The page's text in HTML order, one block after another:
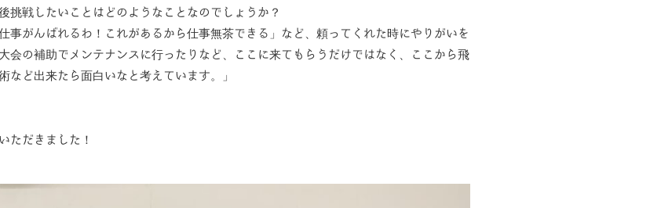
挑戦したいことはどのようなことなのでしょうか？
事がんばれるわ！これがあるから仕事無茶できる」など、頼ってくれた時にやりがいを
会の補助でメンテナンスに行ったりなど、ここに来てもらうだけではなく、ここから飛
など出来たら面白いなと考えています。」
ただきました！